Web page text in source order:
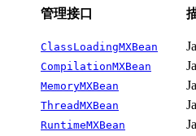
管理接口
ClassLoadingMXBean
CompilationMXBean
MemoryMXBean
ThreadMXBean
RuntimeMXBean